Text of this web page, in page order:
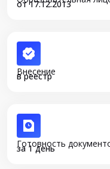
от 17.12.2013
Внесение
в реестр
Готовность
за 1 день